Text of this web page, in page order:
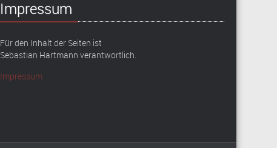
Impressum
Für den Inhalt der Seiten ist
Sebastian Hartmann verantwortlich.
Impressum